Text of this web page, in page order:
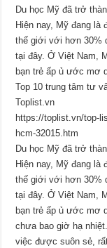
Du học Mỹ đã trở
Hiện nay, Mỹ đang
thế giới với hơn 30%
tại đây. Ở Việt Nam,
bạn trẻ ấp ủ ước mơ
Top 10 trung tâm tư
Toplist.vn
https://toplist.vn/top-
hcm-32015.htm
Du học Mỹ đã trở
Hiện nay, Mỹ đang
thế giới với hơn 30%
tại đây. Ở Việt Nam,
bạn trẻ ấp ủ ước mơ
chưa bao giờ hạ
việc được suôn sẻ,